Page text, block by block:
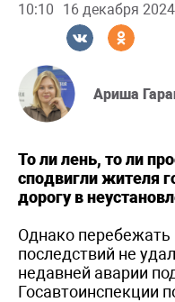
10:10 16 декабря 2024
Ариша
То ли лень, то ли
сподвигли жителя
дорогу в
Однако
последствий не
недавней аварии
Госавтоинспекции